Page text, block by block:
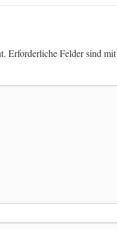
Erforderliche Felder sind mit